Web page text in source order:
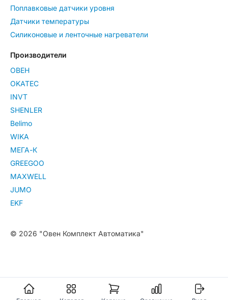
Поплавковые датчики уровня
Датчики температуры
Силиконовые и ленточные нагреватели
Производители
ОВЕН
OKATEC
INVT
SHENLER
Belimo
WIKA
МЕГА-К
GREEGOO
MAXWELL
JUMO
EKF
© 2026 "Овен Комплект Автоматика"